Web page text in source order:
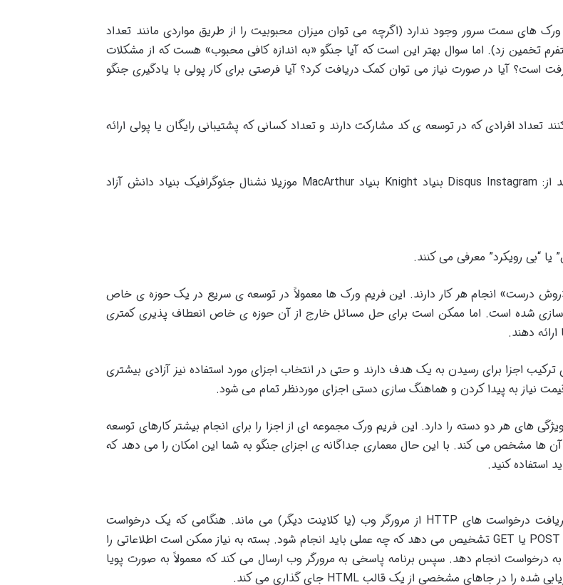
های سمت سرور وجود ندارد (اگرچه می توان میزان محبوبیت را از طریق مواردی مانند تعداد
تخمین زد). اما سوال بهتر این است که آیا جنگو «به اندازه کافی محبوب» هست که از مشکلات
است؟ آیا در صورت نیاز می توان کمک دریافت کرد؟ آیا فرصتی برای کار پولی با یادگیری جنگو
افرادی که در توسعه ی کد مشارکت دارند و تعداد کسانی که پشتیبانی رایگان یا پولی ارائه
از: Disqus
Instagram بنیاد بنیادMacArthur
موزیلا نشنال جئوگرافیک بنیاد دانش آزاد
“بی رویکرد” معرفی می کنند.
درست» انجام هر کار دارند. این فریم ورک ها معمولاً در توسعه ی سریع در یک حوزه ی خاص
شده است. اما ممکن است برای حل مسائل خارج از آن حوزه ی خاص انعطاف پذیری کمتری
دهند.
اجزا برای رسیدن به یک هدف دارند و حتی در انتخاب اجزای مورد استفاده نیز آزادی بیشتری
نیاز به پیدا کردن و هماهنگ سازی دستی اجزای موردنظر تمام می شود.
های هر دو دسته را دارد. این فریم ورک مجموعه ای از اجزا را برای انجام بیشتر کارهای توسعه
ها مشخص می کند. با این حال معماری جداگانه ی اجزای جنگو به شما این امکان را می دهد که
استفاده کنید.
درخواست های
از مرورگر وب (یا کلاینت دیگر) می ماند. هنگامی که یک درخواست
یا
تشخیص می دهد که چه عملی باید انجام شود. بسته به نیاز ممکن است اطلاعاتی را
به درخواست انجام دهد. سپس برنامه پاسخی به مرورگر وب ارسال می کند که معمولاً به صورت پویا
شده را در جاهای مشخصی از یک قالب HTML جای گذاری می کند.